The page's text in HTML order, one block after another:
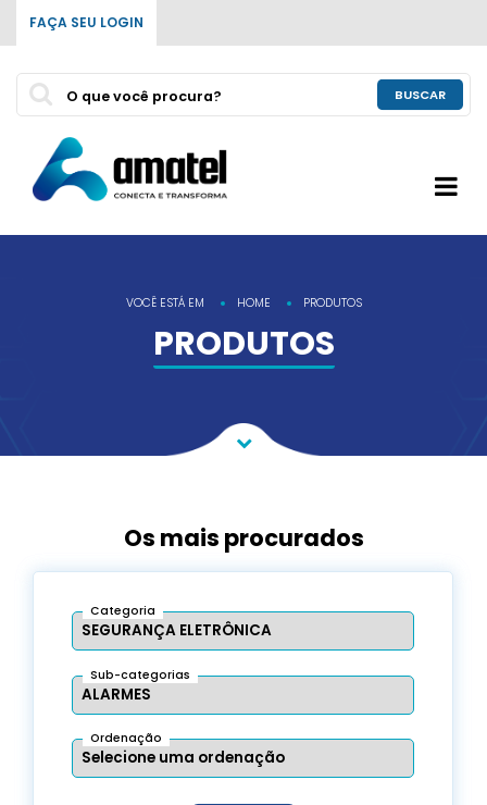
FAÇA SEU LOGIN
BUSCAR
VOCÊ ESTÁ EM HOME PRODUTOS
PRODUTOS
Os mais procurados
Categoria
Sub-categorias
Ordenação